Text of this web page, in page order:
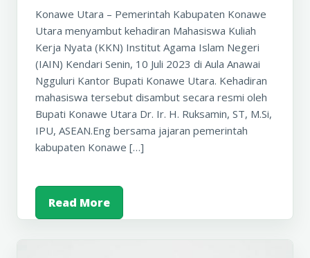
Konawe Utara – Pemerintah Kabupaten Konawe
Utara menyambut kehadiran Mahasiswa Kuliah
Kerja Nyata (KKN) Institut Agama Islam Negeri
(IAIN) Kendari Senin, 10 Juli 2023 di Aula Anawai
Ngguluri Kantor Bupati Konawe Utara. Kehadiran
mahasiswa tersebut disambut secara resmi oleh
Bupati Konawe Utara Dr. Ir. H. Ruksamin, ST, M.Si,
IPU, ASEAN.Eng bersama jajaran pemerintah
kabupaten Konawe […]
Read More